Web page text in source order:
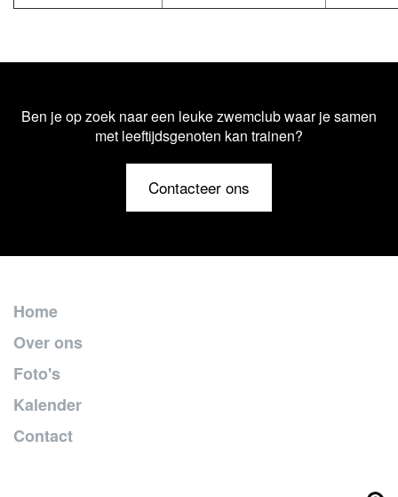
Ben je op zoek naar een leuke zwemclub waar je samen
met leeftijdsgenoten kan trainen?
Contacteer ons
Home
Over ons
Foto's
Kalender
Contact